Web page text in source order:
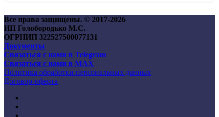
Все права защищены. © 2017-2026
ИП Голобородько М.С.
ОГРНИП 322527500077131
Документы
Связаться с нами в Telegram
Связаться с нами в MAX
Политика обработки персональных данных
Договор-оферта